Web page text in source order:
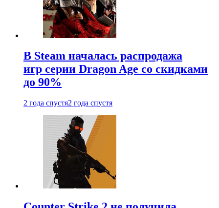
В Steam началась распродажа
игр серии Dragon Age со скидками
до 90%
2 года спустя2 года спустя